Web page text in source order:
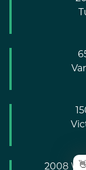
2008 W.